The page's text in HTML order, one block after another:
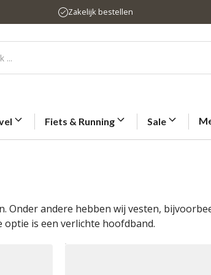
Zakelijk bestellen
Fiets & Running Sale
Onder andere hebben wij vesten,
optie is een verlichte hoofdband.